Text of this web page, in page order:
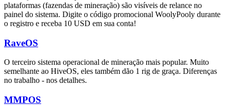
plataformas (fazendas de mineração) são visíveis de relance no
painel do sistema. Digite o código promocional WoolyPooly durante
o registro e receba 10 USD em sua conta!
RaveOS
O terceiro sistema operacional de mineração mais popular. Muito
semelhante ao HiveOS, eles também dão 1 rig de graça. Diferenças
no trabalho - nos detalhes.
MMPOS